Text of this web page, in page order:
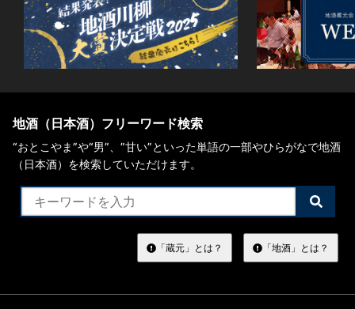
地酒（日本酒）フリーワード検索
“おとこやま”や“男”、”甘い”といった単語の一部やひらがなで地酒
（日本酒）を検索していただけます。
検
索
す
る
「蔵元」とは？ 「地酒」とは？